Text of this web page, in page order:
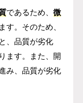
であるため、 微
す。そのため、
、品質が劣化
ます。また、開
み、品質が劣化